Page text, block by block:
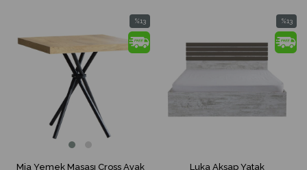
Mia Yemek Masası Cross Ayak
%13
İndirim
%13İndirim
Luka Akşap Yatak
%13
İndirim